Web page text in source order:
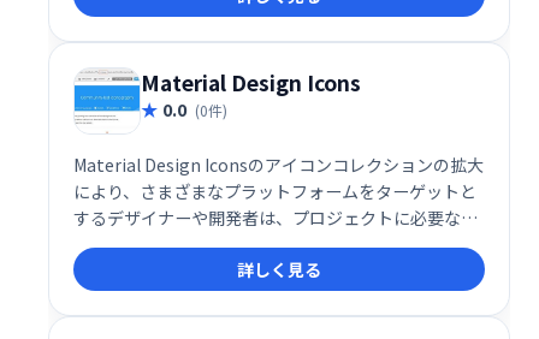
サイトをさらに見やすく、使いやすくします。
Material Design Icons
0.0 (0件)
Material Design Iconsのアイコンコレクションの拡大
により、さまざまなプラットフォームをターゲットと
するデザイナーや開発者は、プロジェクトに必要な形
式、色、​​サイズでアイコンをダウンロードできます。
詳しく見る